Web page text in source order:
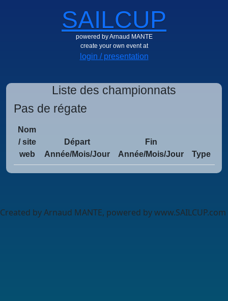
SAILCUP
powered by Arnaud MANTE
create your own event at
login / presentation
Liste des championnats
Pas de régate
Nom
/ site
web
Départ
Année/Mois/Jour
Fin
Année/Mois/Jour
Type
Created by Arnaud MANTE, powered by www.SAILCUP.com